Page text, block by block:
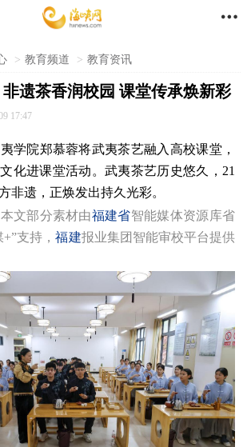

> 教育频道 > 教育资讯
遗茶香润校园 课堂传承焕新彩
17:47
学院郑慕蓉将武夷茶艺融入高校课堂，
化进课堂活动。武夷茶艺历史悠久，21
非遗，正焕发出持久光彩。
文部分素材由福建省智能媒体资源库省
+”支持，福建报业集团智能审校平台提供